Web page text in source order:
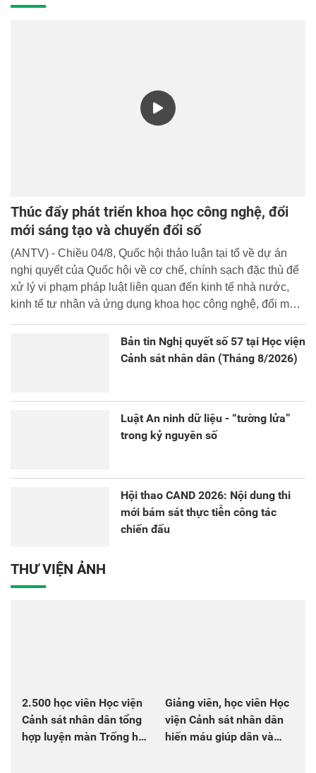
Thúc đẩy phát triển khoa học công nghệ, đổi
mới sáng tạo và chuyển đổi số
(ANTV) - Chiều 04/8, Quốc hội thảo luận tại tổ về dự án
nghị quyết của Quốc hội về cơ chế, chính sạch đặc thù để
xử lý vi phạm pháp luật liên quan đến kinh tế nhà nước,
kinh tế tư nhân và ứng dụng khoa học công nghệ, đổi mới
Bản tin Nghị quyết số 57 tại Học viện
Cảnh sát nhân dân (Tháng 8/2026)
Luật An ninh dữ liệu - “tường lửa”
trong kỷ nguyên số
Hội thao CAND 2026: Nội dung thi
mới bám sát thực tiễn công tác
chiến đấu
THƯ VIỆN ẢNH
2.500 học viên Học viện
Cảnh sát nhân dân tổng
hợp luyện màn Trống hội
Giảng viên, học viên Học
viện Cảnh sát nhân dân
hiến máu giúp dân và